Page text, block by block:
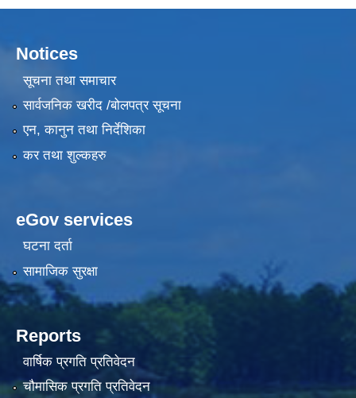
Notices
सूचना तथा समाचार
सार्वजनिक खरीद /बोलपत्र सूचना
एन, कानुन तथा निर्देशिका
कर तथा शुल्कहरु
eGov services
घटना दर्ता
सामाजिक सुरक्षा
Reports
वार्षिक प्रगति प्रतिवेदन
चौमासिक प्रगति प्रतिवेदन